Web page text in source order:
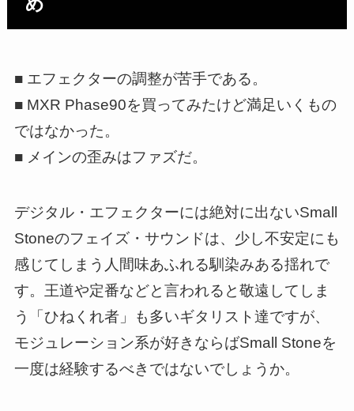
め
■ エフェクターの調整が苦手である。
■ MXR Phase90を買ってみたけど満足いくもの
ではなかった。
■ メインの歪みはファズだ。
デジタル・エフェクターには絶対に出ないSmall
Stoneのフェイズ・サウンドは、少し不安定にも
感じてしまう人間味あふれる馴染みある揺れで
す。王道や定番などと言われると敬遠してしま
う「ひねくれ者」も多いギタリスト達ですが、
モジュレーション系が好きならばSmall Stoneを
一度は経験するべきではないでしょうか。